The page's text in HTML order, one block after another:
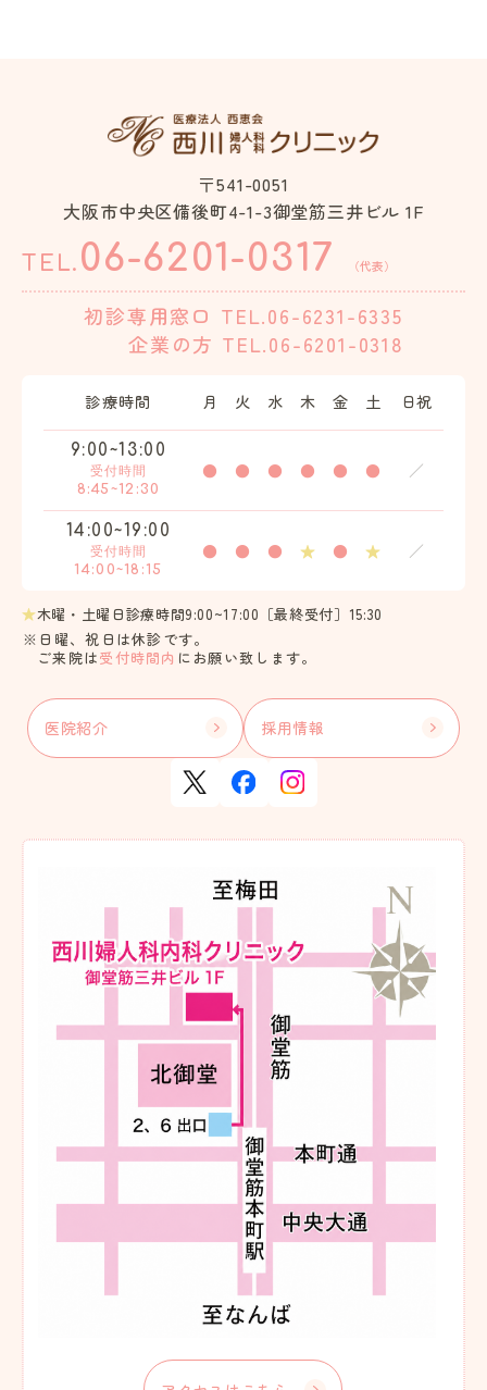
〒541-0051
大阪市中央区備後町4-1-3御堂筋三井ビル 1F
TEL. 06-6201-0317 （代表）
初診専用窓口 TEL.06-6231-6335
企業の方 TEL.06-6201-0318
診療時間 月 火 水 木 金 土 日祝
9:00~13:00
受付時間
8:45~12:30
● ● ● ● ● ● ／
14:00~19:00
受付時間
14:00~18:15
● ● ● ★ ● ★ ／
★木曜・土曜日診療時間9:00~17:00［最終受付］15:30
※日曜、祝日は休診です。
ご来院は受付時間内 にお願い致します。
医院紹介 採用情報